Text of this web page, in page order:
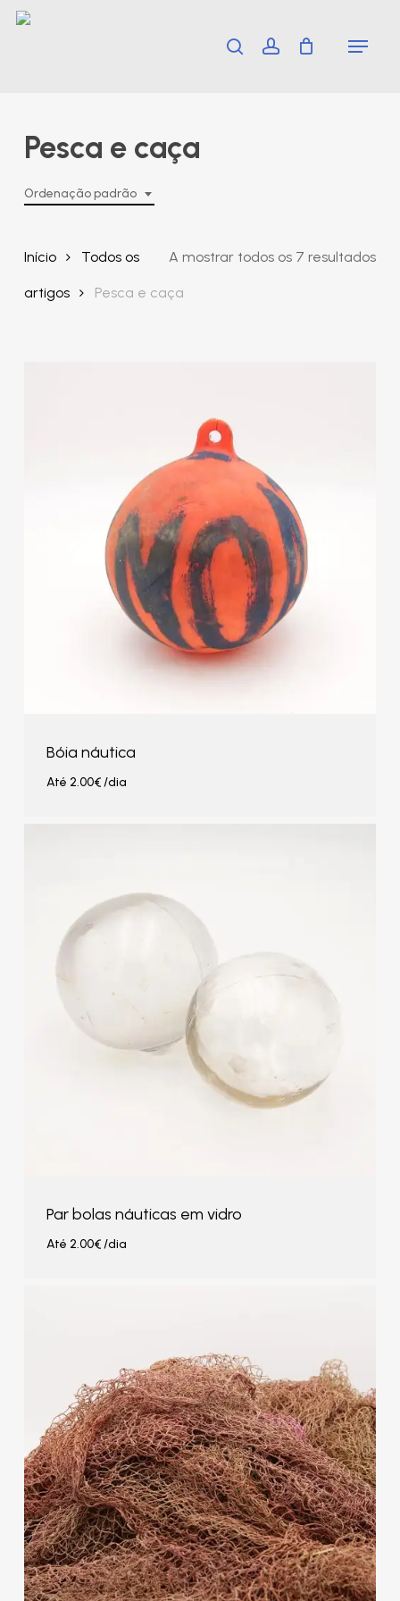
Skip
search account Menu
Pesca e caça
Ordenação padrão
A mostrar todos os 7 resultados
Início Todos os
artigos Pesca e caça
Bóia náutica
Até 2.00€/dia
Par bolas náuticas em vidro
Até 2.00€/dia